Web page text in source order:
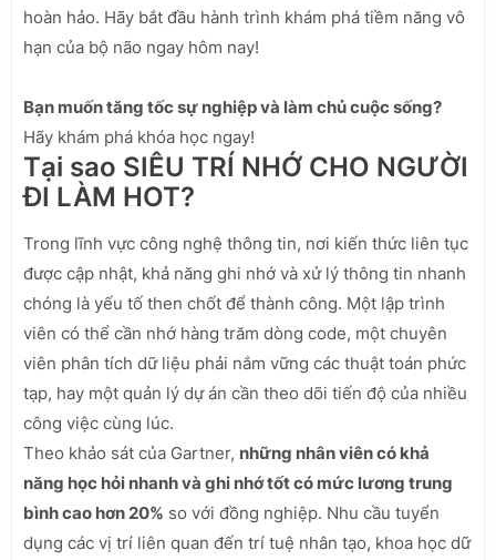
hoàn hảo. Hãy bắt đầu hành trình khám phá tiềm năng vô
hạn của bộ não ngay hôm nay!
Bạn muốn tăng tốc sự nghiệp và làm chủ cuộc sống?
Hãy khám phá khóa học ngay!
Tại sao SIÊU TRÍ NHỚ CHO NGƯỜI
ĐI LÀM HOT?
Trong lĩnh vực công nghệ thông tin, nơi kiến thức liên tục
được cập nhật, khả năng ghi nhớ và xử lý thông tin nhanh
chóng là yếu tố then chốt để thành công. Một lập trình
viên có thể cần nhớ hàng trăm dòng code, một chuyên
viên phân tích dữ liệu phải nắm vững các thuật toán phức
tạp, hay một quản lý dự án cần theo dõi tiến độ của nhiều
công việc cùng lúc.
Theo khảo sát của Gartner, những nhân viên có khả
năng học hỏi nhanh và ghi nhớ tốt có mức lương trung
bình cao hơn 20% so với đồng nghiệp. Nhu cầu tuyển
dụng các vị trí liên quan đến trí tuệ nhân tạo, khoa học dữ